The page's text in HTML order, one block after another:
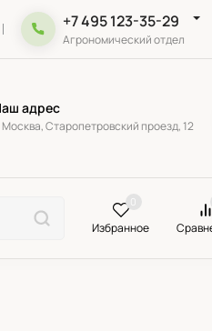
+7 495 123-35-29
Агрономический отдел
адрес
Москва, Старопетровский проезд, 12
Избранное
0